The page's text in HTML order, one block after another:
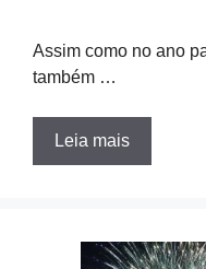
Assim como no ano
também …
Leia mais